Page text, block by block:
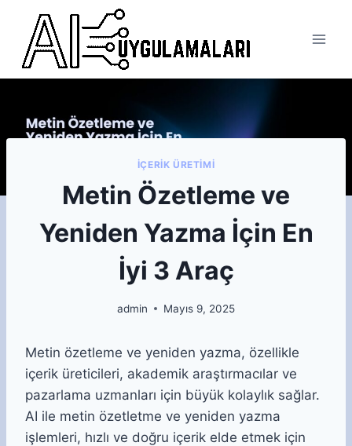
content
İÇERIK ÜRETIMI
Metin Özetleme ve
Yeniden Yazma İçin En
İyi 3 Araç
admin Mayıs 9, 2025
Metin özetleme ve yeniden yazma, özellikle
içerik üreticileri, akademik araştırmacılar ve
pazarlama uzmanları için büyük kolaylık sağlar.
AI ile metin özetletme ve yeniden yazma
işlemleri, hızlı ve doğru içerik elde etmek için